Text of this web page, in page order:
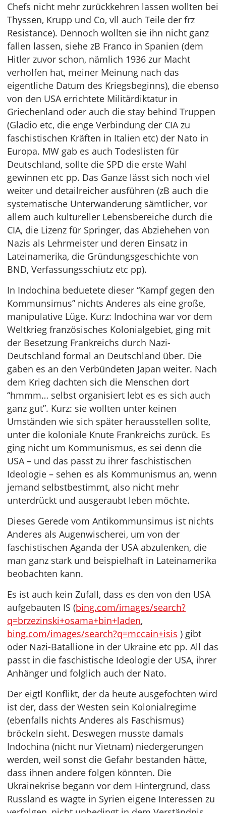
Chefs nicht mehr zurückkehren lassen wollten bei
Thyssen, Krupp und Co, vll auch Teile der frz
Resistance). Dennoch wollten sie ihn nicht ganz
fallen lassen, siehe zB Franco in Spanien (dem
Hitler zuvor schon, nämlich 1936 zur Macht
verholfen hat, meiner Meinung nach das
eigentliche Datum des Kriegsbeginns), die ebenso
von den USA errichtete Militärdiktatur in
Griechenland oder auch die stay behind Truppen
(Gladio etc, die enge Verbindung der CIA zu
faschistischen Kräften in Italien etc) der Nato in
Europa. MW gab es auch Todeslisten für
Deutschland, sollte die SPD die erste Wahl
gewinnen etc pp. Das Ganze lässt sich noch viel
weiter und detailreicher ausführen (zB auch die
systematische Unterwanderung sämtlicher, vor
allem auch kultureller Lebensbereiche durch die
CIA, die Lizenz für Springer, das Abziehehen von
Nazis als Lehrmeister und deren Einsatz in
Lateinamerika, die Gründungsgeschichte von
BND, Verfassungsschiutz etc pp).
In Indochina beduetete dieser “Kampf gegen den
Kommunsimus” nichts Anderes als eine große,
manipulative Lüge. Kurz: Indochina war vor dem
Weltkrieg französisches Kolonialgebiet, ging mit
der Besetzung Frankreichs durch Nazi-
Deutschland formal an Deutschland über. Die
gaben es an den Verbündeten Japan weiter. Nach
dem Krieg dachten sich die Menschen dort
“hmmm… selbst organisiert lebt es es sich auch
ganz gut”. Kurz: sie wollten unter keinen
Umständen wie sich später herausstellen sollte,
unter die koloniale Knute Frankreichs zurück. Es
ging nicht um Kommunismus, es sei denn die
USA – und das passt zu ihrer faschistischen
Ideologie – sehen es als Kommunismus an, wenn
jemand selbstbestimmt, also nicht mehr
unterdrückt und ausgeraubt leben möchte.
Dieses Gerede vom Antikommunsimus ist nichts
Anderes als Augenwischerei, um von der
faschistischen Aganda der USA abzulenken, die
man ganz stark und beispielhaft in Lateinamerika
beobachten kann.
Es ist auch kein Zufall, dass es den von den USA
aufgebauten IS (bing.com/images/search?
q=brzezinski+osama+bin+laden,
bing.com/images/search?q=mccain+isis ) gibt
oder Nazi-Batallione in der Ukraine etc pp. All das
passt in die faschistische Ideologie der USA, ihrer
Anhänger und folglich auch der Nato.
Der eigtl Konflikt, der da heute ausgefochten wird
ist der, dass der Westen sein Kolonialregime
(ebenfalls nichts Anderes als Faschismus)
bröckeln sieht. Deswegen musste damals
Indochina (nicht nur Vietnam) niedergerungen
werden, weil sonst die Gefahr bestanden hätte,
dass ihnen andere folgen könnten. Die
Ukrainekrise begann vor dem Hintergrund, dass
Russland es wagte in Syrien eigene Interessen zu